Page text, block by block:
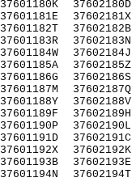
37601180K
37601181E
37601182T
37601183R
37601184W
37601185A
37601186G
37601187M
37601188Y
37601189F
37601190P
37601191D
37601192X
37601193B
37601194N
37602180D
37602181X
37602182B
37602183N
37602184J
37602185Z
37602186S
37602187Q
37602188V
37602189H
37602190L
37602191C
37602192K
37602193E
37602194T